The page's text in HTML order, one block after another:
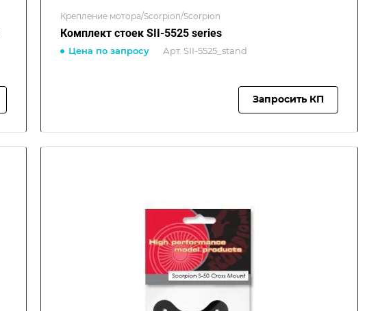
Крепление мотора/Scorpion/Scorpion
Комплект стоек SII-5525 series
Цена по запросу Арт. SII-5525_stand
Запросить КП